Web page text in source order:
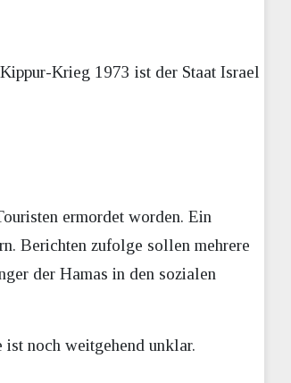
Krieg 1973 ist der Staat Israel
ermordet worden. Ein
Berichten zufolge sollen mehrere
der Hamas in den sozialen
noch weitgehend unklar.